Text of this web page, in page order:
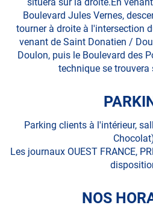
situera sur la droite.En
Boulevard Jules Vernes,
tourner à droite à l'intersection
venant de Saint Donatien /
Doulon, puis le Boulevard des
technique se trouvera
Parking clients à l'intérieur,
Les journaux OUEST FRANCE,
NOS